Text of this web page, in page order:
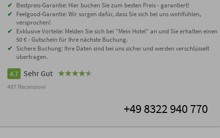
Bestpreis-Garantie: Hier buchen Sie zum besten Preis - garantiert!
Feelgood-Garantie: Wir sorgen dafür, dass Sie sich bei uns wohlfühlen,
versprochen!
Exklusive Vorteile: Melden Sie sich bei "Mein Hotel" an und Sie erhalten einen
50 € - Gutschein für Ihre nächste Buchung.
Sichere Buchung: Ihre Daten sind bei uns sicher und werden verschlüsselt
übertragen.
4.7 Sehr Gut
497 Recensioni
+49 8322 940 770